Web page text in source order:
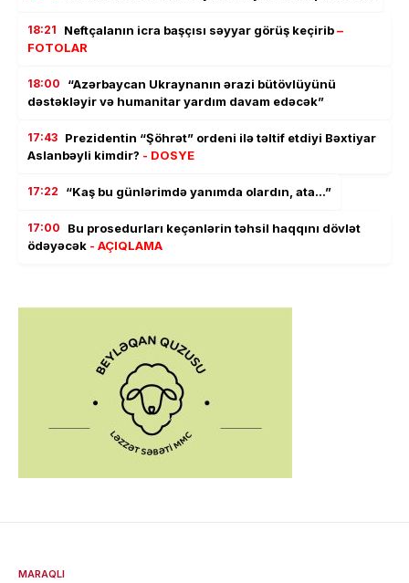
18:21 Neftçalanın icra başçısı səyyar görüş keçirib–
FOTOLAR
18:00
“Azərbaycan Ukraynanın ərazi bütövlüyünü
dəstəkləyir və humanitar yardım davam edəcək”
17:43 Prezidentin “Şöhrət” ordeni ilə təltif etdiyi Bəxtiyar
Aslanbəyli kimdir? - DOSYE
17:22 “Kaş bu günlərimdə yanımda olardın, ata…”
17:00
Bu prosedurları keçənlərin təhsil haqqını dövlət
ödəyəcək - AÇIQLAMA
MARAQLI